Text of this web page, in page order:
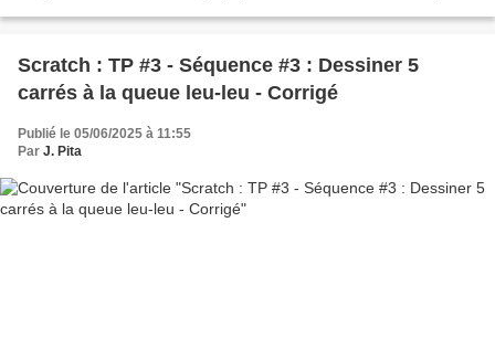
Scratch : TP #3 - Séquence #3 : Dessiner 5
carrés à la queue leu-leu - Corrigé
Publié le 05/06/2025 à 11:55
Par J. Pita